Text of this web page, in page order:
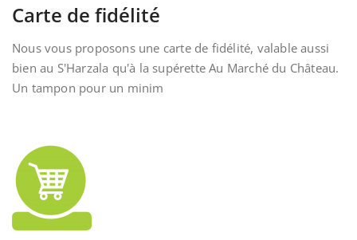
Carte de fidélité
Nous vous proposons une carte de fidélité, valable aussi
bien au S'Harzala qu'à la supérette Au Marché du Château.
Un tampon pour un minim